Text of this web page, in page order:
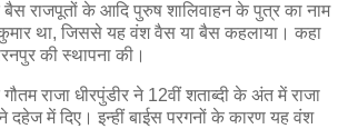
बैस राजपूतों के आदि पुरुष शालिवाहन के पुत्र का नाम
था, जिससे यह वंश वैस या बैस कहलाया। कहा
की स्थापना की।
राजा धीरपुंडीर ने 12वीं शताब्दी के अंत में राजा
में दिए। इन्हीं बाईस परगनों के कारण यह वंश